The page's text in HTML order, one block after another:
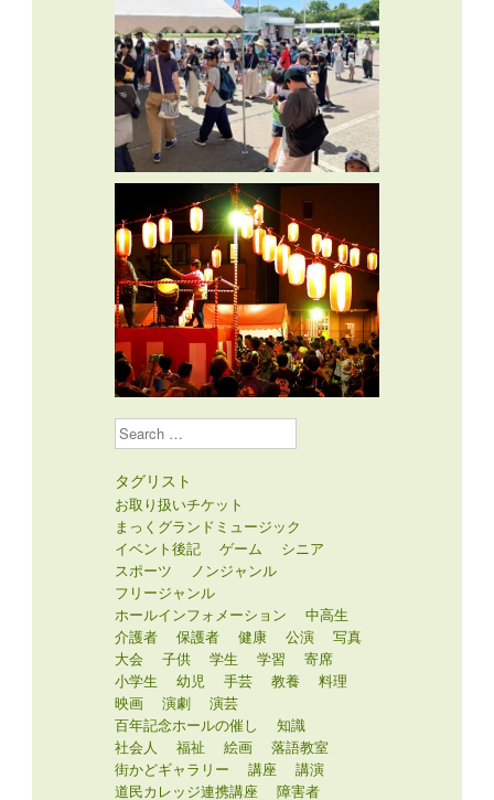
Search
タグリスト
お取り扱いチケット
まっくグランドミュージック
イベント後記
ゲーム
シニア
スポーツ
ノンジャンル
フリージャンル
ホールインフォメーション
中高生
介護者
保護者 健康 公演
写真
大会
子供 学生 学習
寄席
小学生
幼児 手芸 教養
料理
映画
演劇
演芸
百年記念ホールの催し
知識
社会人
福祉 絵画
落語教室
街かどギャラリー
講座
講演
道民カレッジ連携講座
障害者